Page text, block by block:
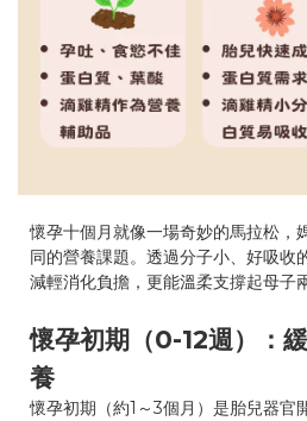
懷孕十個月就像一場奇妙的馬拉松，
同的營養課題。透過分子小、好吸收
減輕消化負擔，更能溫柔支撐起母子
懷孕初期（0-12週）：
養
懷孕初期（約1～3個月）是胎兒器官